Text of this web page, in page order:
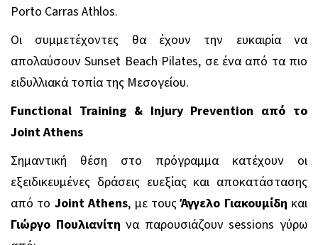
Porto Carras Athlos.
Οι συμμετέχοντες θα έχουν την ευκαιρία να
απολαύσουν Sunset Beach Pilates, σε ένα από τα πιο
ειδυλλιακά τοπία της Μεσογείου.
Functional Training & Injury Prevention από το
Joint Athens
Σημαντική θέση στο πρόγραμμα κατέχουν οι
εξειδικευμένες δράσεις ευεξίας και αποκατάστασης
από το Joint Athens, με τουςΆγγελο Γιακουμίδη και
Γιώργο Πουλιανίτη να παρουσιάζουν sessions γύρω